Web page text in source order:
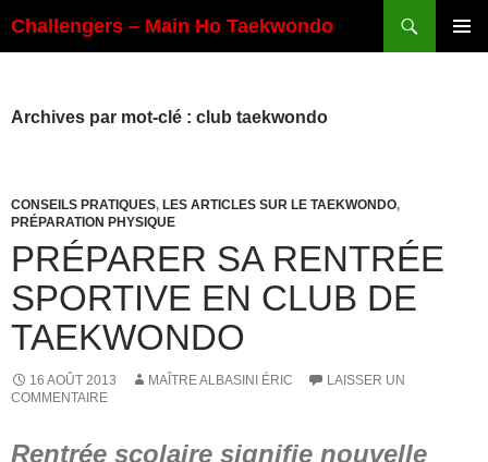
au
Challengers – Main Ho Taekwondo
Archives par mot-clé : club taekwondo
CONSEILS PRATIQUES, LES ARTICLES SUR LE TAEKWONDO,
PRÉPARATION PHYSIQUE
PRÉPARER SA RENTRÉE
SPORTIVE EN CLUB DE
TAEKWONDO
16 AOÛT 2013 MAÎTRE ALBASINI ÉRIC
LAISSER UN
COMMENTAIRE
Rentrée scolaire signifie nouvelle